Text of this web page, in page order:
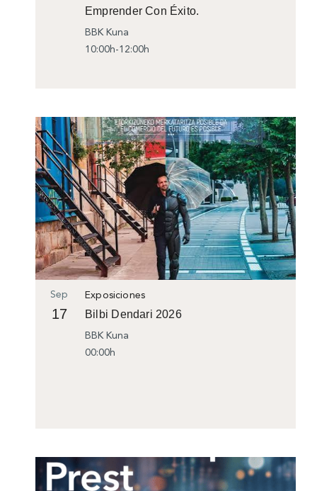
Emprender Con Éxito.
BBK Kuna
10:00h-12:00h
Exposiciones
Sep
17 Bilbi Dendari 2026
BBK Kuna
00:00h